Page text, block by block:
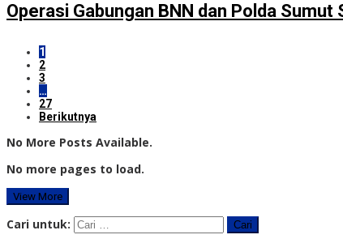
Operasi Gabungan BNN dan Polda
1
2
3
…
27
Berikutnya
No More Posts Available.
No more pages to load.
View More
Cari untuk: